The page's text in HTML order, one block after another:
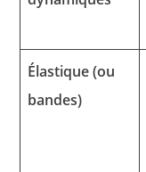
Élastique (ou
bandes)